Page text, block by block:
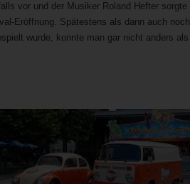
vor und der Musiker Roland Hefter sorgte
Eröffnung. Spätestens als dann auch noch
wurde, konnte man gar nicht anders als